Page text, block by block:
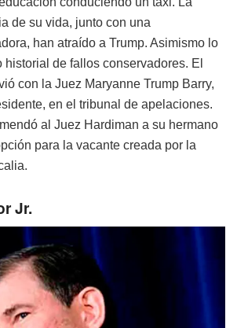
de su vida, junto con una
han atraído a Trump. Asimismo lo
historial de fallos conservadores. El
con la Juez Maryanne Trump Barry,
en el tribunal de apelaciones.
al Juez Hardiman a su hermano
para la vacante creada por la
Jr.